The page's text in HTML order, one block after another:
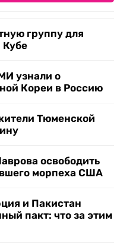
группу для
Кубе
узнали о
Кореи в Россию
Тюменской
освободить
морпеха США
и Пакистан
пакт: что за этим